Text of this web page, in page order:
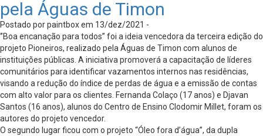
pela Águas de Timon
Postado por paintbox em 13/dez/2021 -
‘’Boa encanação para todos’’ foi a ideia vencedora da terceira edição do
projeto Pioneiros, realizado pela Águas de Timon com alunos de
instituições públicas. A iniciativa promoverá a capacitação de líderes
comunitários para identificar vazamentos internos nas residências,
visando a redução do índice de perdas de água e a emissão de contas
com alto valor para os clientes. Fernanda Colaço (17 anos) e Djavan
Santos (16 anos), alunos do Centro de Ensino Clodomir Millet, foram os
autores do projeto vencedor.
O segundo lugar ficou com o projeto “Óleo fora d’água’’, da dupla